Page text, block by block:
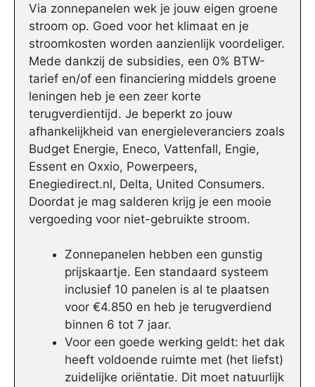
Via zonnepanelen wek je jouw eigen groene
stroom op. Goed voor het klimaat en je
stroomkosten worden aanzienlijk voordeliger.
Mede dankzij de subsidies, een 0% BTW-
tarief en/of een financiering middels groene
leningen heb je een zeer korte
terugverdientijd. Je beperkt zo jouw
afhankelijkheid van energieleveranciers zoals
Budget Energie, Eneco, Vattenfall, Engie,
Essent en Oxxio, Powerpeers,
Enegiedirect.nl, Delta, United Consumers.
Doordat je mag salderen krijg je een mooie
vergoeding voor niet-gebruikte stroom.
Zonnepanelen hebben een gunstig
prijskaartje. Een standaard systeem
inclusief 10 panelen is al te plaatsen
voor €4.850 en heb je terugverdiend
binnen 6 tot 7 jaar.
Voor een goede werking geldt: het dak
heeft voldoende ruimte met (het liefst)
zuidelijke oriëntatie. Dit moet natuurlijk